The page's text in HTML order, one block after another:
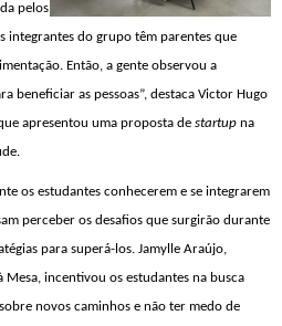
pelos
integrantes do grupo têm parentes que
Então, a gente observou a
beneficiar as pessoas”, destaca Victor Hugo
apresentou uma proposta de startup na
os estudantes conhecerem e se integrarem
perceber os desafios que surgirão durante
para superá-los. Jamylle Araújo,
incentivou os estudantes na busca
novos caminhos e não ter medo de